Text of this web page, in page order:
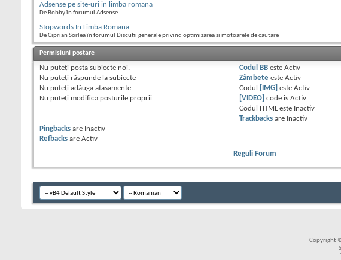
Adsense pe site-uri in limba romana
De Bobby în forumul Adsense
Stopwords In Limba Romana
De Ciprian Sorlea în forumul Discutii generale privind optimizarea si motoarele de cautare
Permisiuni postare
Nu puteţi posta subiecte noi.
Nu puteţi răspunde la subiecte
Nu puteţi adăuga ataşamente
Nu puteţi modifica posturile proprii
Codul BB esteActiv
Zâmbete esteActiv
Codul
[IMG] esteActiv
[VIDEO] code isActiv
Codul HTML este Inactiv
Trackbacks are Inactiv
Pingbacks are Inactiv
Refbacks are Activ
Reguli Forum
Copyright